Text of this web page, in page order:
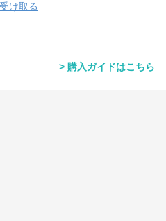
け取る
購入ガイドはこちら